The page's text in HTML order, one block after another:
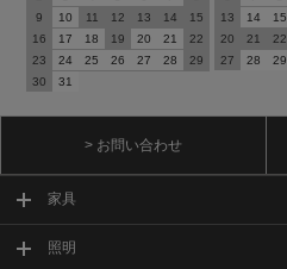
9
10 11 12 13 14
15
16
17 18 19 20 21
22
23
24 25 26 27 28
29
30
31
13
14 15
20
21 22
27
28 29
> お問い合わせ
家具
照明